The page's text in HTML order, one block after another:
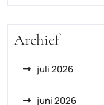
Archief
juli 2026
juni 2026